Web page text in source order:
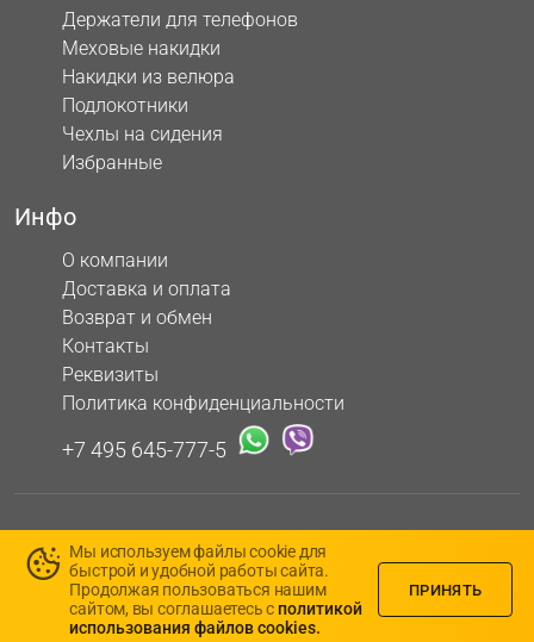
Держатели для телефонов
Меховые накидки
Накидки из велюра
Подлокотники
Чехлы на сидения
Избранные
Инфо
О компании
Доставка и оплата
Возврат и обмен
Контакты
Реквизиты
Политика конфиденциальности
+7 495 645-777-5
313503108100022, 426069, Республика Удмуртская, г. Ижевск,
ул. 5-я Подлесная, д. 3, кв. 116
Мы используем файлы cookie для
быстрой и удобной работы сайта.
Продолжая пользоваться нашим
сайтом, вы соглашаетесь с политикой
использования файлов cookies.
ПРИНЯТЬ